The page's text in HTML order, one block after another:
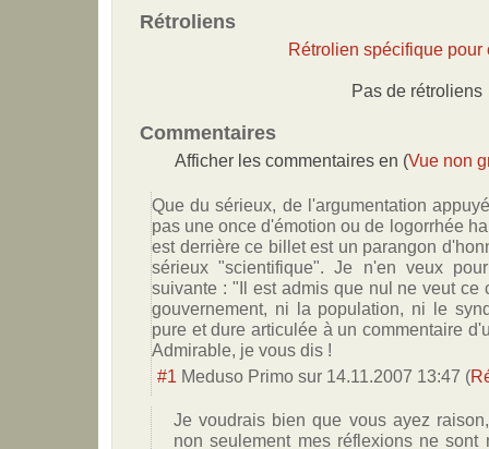
Rétroliens
Rétrolien spécifique pour
Pas de rétroliens
Commentaires
Afficher les commentaires en (Vue non
Que du sérieux, de l'argumentation
pas une once d'émotion ou de logorrhée
est derrière ce billet est un parangon
sérieux "scientifique". Je n'en veux
suivante : "Il est admis que nul ne veut ce
gouvernement, ni la population, ni le
pure et dure articulée à un commentaire
Admirable, je vous dis !
#1 Meduso Primo sur 14.11.2007 13:47 (
Je voudrais bien que vous ayez
non seulement mes réflexions ne sont